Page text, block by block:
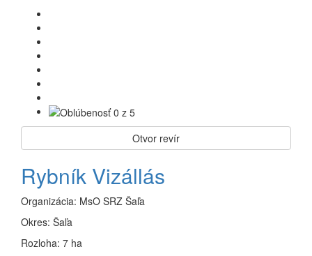
Otvor revír
Rybník Vizállás
Organizácia: MsO SRZ Šaľa
Okres: Šaľa
Rozloha: 7 ha